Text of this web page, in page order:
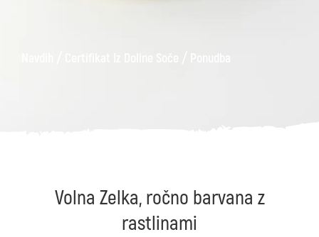
Volna Zelka, ročno barvana z
rastlinami